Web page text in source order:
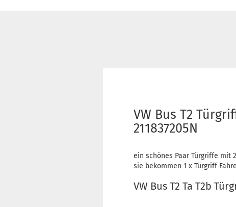
VW Bus T2
211837205N
ein schönes Paar Türgriffe mit
sie bekommen 1 x Türgriff
VW Bus T2 Ta T2b